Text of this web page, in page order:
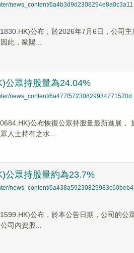
news_content/6a4b3d9d2308294e8a0c3a11
公布，於2026年7月6日，公司
此，歐陽...
公眾持股量為24.04%
news_content/6a477f57230829934771520d
公布恢復公眾持股量最新進展
人士持有之水...
公眾持股量約為23.7%
news_content/6a438a59230829983c60beb4
公布，於本公告日期，公司的
司內資股...